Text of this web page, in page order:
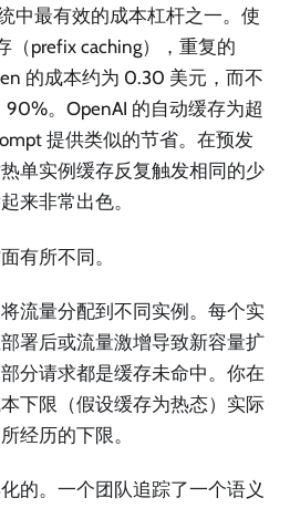
中最有效的成本杠杆之一。使
（prefix caching），重复的
的成本约为 0.30 美元，而不
。OpenAI 的自动缓存为超
提供类似的节省。在预发
单实例缓存反复触发相同的少
来非常出色。
有所不同。
流量分配到不同实例。每个实
署后或流量激增导致新容量扩
分请求都是缓存未命中。你在
下限（假设缓存为热态）实际
经历的下限。
的。一个团队追踪了一个语义